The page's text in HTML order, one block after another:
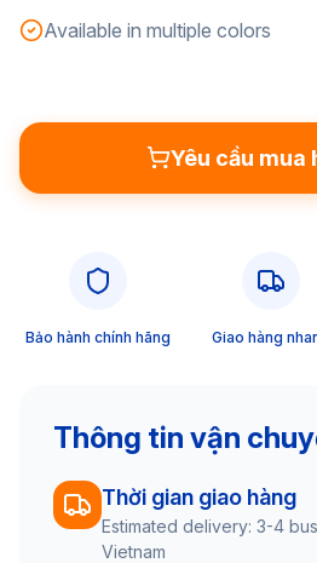
Available in multiple colors
Yêu cầu mua
Bảo hành chính hãng Giao hàng
Thông tin vận
Thời gian giao hàng
Estimated delivery: 3-4
Vietnam